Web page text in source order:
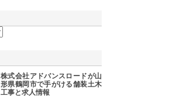
株式会社アドバンスロードが山
形県鶴岡市で手がける舗装土木
工事と求人情報